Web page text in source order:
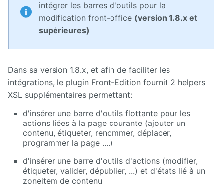
BPM
Calendar
Cart
Ads
Content
IO
ContentTypes
Editor
intégrer les barres d'outils pour la
modification front-office (version 1.8.x et
supérieures)
Dans sa version 1.8.x, et afin de faciliter les
intégrations, le plugin Front-Edition fournit 2 helpers
XSL supplémentaires permettant:
d'insérer une barre d'outils flottante pour les
actions liées à la page courante (ajouter un
contenu, étiqueter, renommer, déplacer,
programmer la page ....)
d'insérer une barre d'outils d'actions (modifier,
étiqueter, valider, dépublier, ...) et d'états lié à un
zoneitem de contenu